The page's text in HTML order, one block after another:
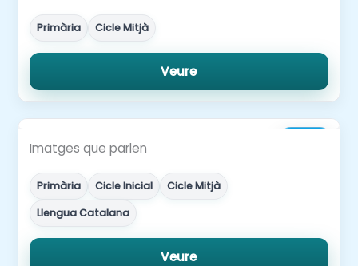
Primària Cicle Mitjà
Veure
Imatges que parlen
Primària Cicle Inicial
Cicle Mitjà
Llengua Catalana
Veure